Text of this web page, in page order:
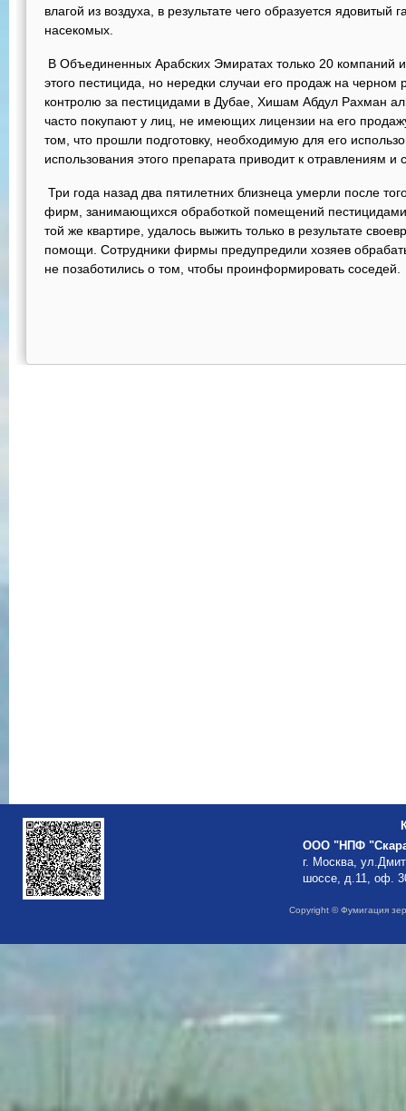
влагой из воздуха, в результате чего образуется ядовитый
насекомых.
В Объединенных Арабских Эмиратах только 20 компаний
этого пестицида, но нередки случаи его продаж на
контролю за пестицидами в Дубае, Хишам Абдул Рахман
часто покупают у лиц, не имеющих лицензии на его
том, что прошли подготовку, необходимую для его
использования этого препарата приводит к отравлениям и
Три года назад два пятилетних близнеца умерли после
фирм, занимающихся обработкой помещений
той же квартире, удалось выжить только в результате
помощи. Сотрудники фирмы предупредили хозяев
не позаботились о том, чтобы проинформировать соседей.
ООО "НПФ
г. Москва,
шоссе, д.11, оф.
Copyright © Фумигация